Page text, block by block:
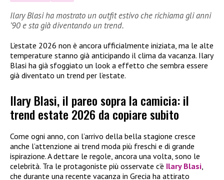
Ilary Blasi ha mostrato un outfit estivo che richiama gli anni
’90 e sta già diventando un trend.
L’estate 2026 non è ancora ufficialmente iniziata, ma le alte
temperature stanno già anticipando il clima da vacanza. Ilary
Blasi ha già sfoggiato un look a effetto che sembra essere
già diventato un trend per l’estate.
Ilary Blasi, il pareo sopra la camicia: il
trend estate 2026 da copiare subito
Come ogni anno, con l’arrivo della bella stagione cresce
anche l’attenzione ai trend moda più freschi e di grande
ispirazione. A dettare le regole, ancora una volta, sono le
celebrità. Tra le protagoniste più osservate c’è Ilary Blasi,
che durante una recente vacanza in Grecia ha attirato